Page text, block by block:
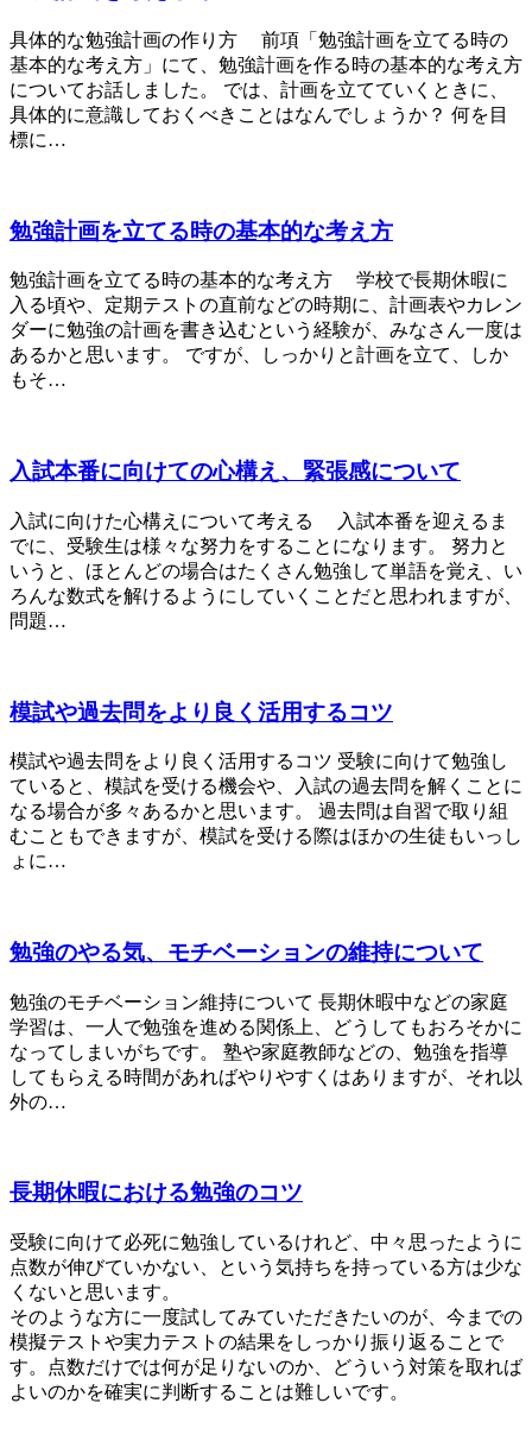
具体的な勉強計画の作り方 前項「勉強計画を立てる時の
基本的な考え方」にて、勉強計画を作る時の基本的な考え方
についてお話しました。 では、計画を立てていくときに、
具体的に意識しておくべきことはなんでしょうか？ 何を目
標に…
勉強計画を立てる時の基本的な考え方
勉強計画を立てる時の基本的な考え方 学校で長期休暇に
入る頃や、定期テストの直前などの時期に、計画表やカレン
ダーに勉強の計画を書き込むという経験が、みなさん一度は
あるかと思います。 ですが、しっかりと計画を立て、しか
もそ…
入試本番に向けての心構え、緊張感について
入試に向けた心構えについて考える 入試本番を迎えるま
でに、受験生は様々な努力をすることになります。 努力と
いうと、ほとんどの場合はたくさん勉強して単語を覚え、い
ろんな数式を解けるようにしていくことだと思われますが、
問題…
模試や過去問をより良く活用するコツ
模試や過去問をより良く活用するコツ 受験に向けて勉強し
ていると、模試を受ける機会や、入試の過去問を解くことに
なる場合が多々あるかと思います。 過去問は自習で取り組
むこともできますが、模試を受ける際はほかの生徒もいっし
ょに…
勉強のやる気、モチベーションの維持について
勉強のモチベーション維持について 長期休暇中などの家庭
学習は、一人で勉強を進める関係上、どうしてもおろそかに
なってしまいがちです。 塾や家庭教師などの、勉強を指導
してもらえる時間があればやりやすくはありますが、それ以
外の…
長期休暇における勉強のコツ
受験に向けて必死に勉強しているけれど、中々思ったように
点数が伸びていかない、という気持ちを持っている方は少な
くないと思います。
そのような方に一度試してみていただきたいのが、今までの
模擬テストや実力テストの結果をしっかり振り返ることで
す。点数だけでは何が足りないのか、どういう対策を取れば
よいのかを確実に判断することは難しいです。